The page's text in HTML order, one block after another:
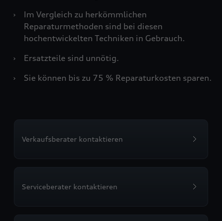
›
Im Vergleich zu herkömmlichen
Reparaturmethoden sind bei diesen
hochentwickelten Techniken in Gebrauch.
›
Ersatzteile sind unnötig.
›
Sie können bis zu 75 % Reparaturkosten sparen.
Verkaufsberater kontaktieren
Serviceberater kontaktieren